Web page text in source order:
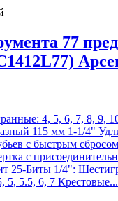
77
4, 5, 6, 7, 8, 9,
115 мм 1-1/4"
с быстрым
с
25-Биты 1/4":
5.5, 6, 7 Крестовые...